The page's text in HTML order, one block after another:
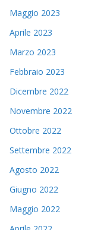
Maggio 2023
Aprile 2023
Marzo 2023
Febbraio 2023
Dicembre 2022
Novembre 2022
Ottobre 2022
Settembre 2022
Agosto 2022
Giugno 2022
Maggio 2022